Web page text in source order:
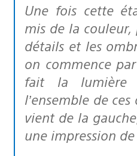
Une fois cette étape maîtrisée, j’ai
mis de la couleur,
détails et les
on commence
fait la
l’ensemble de
vient de la
une impression